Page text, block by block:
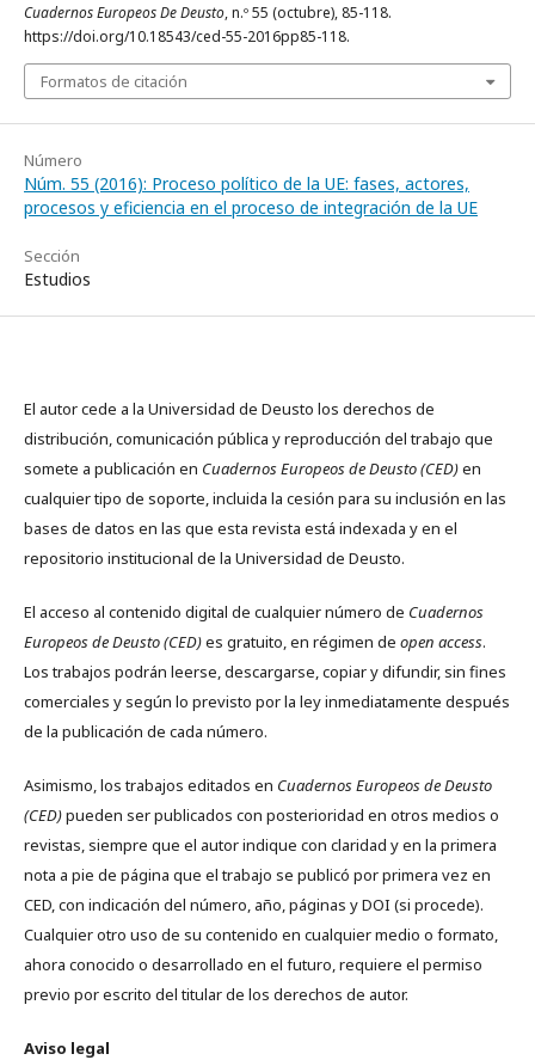
Cuadernos Europeos De Deusto, n.º 55 (octubre), 85-118.
https://doi.org/10.18543/ced-55-2016pp85-118.
Formatos de citación
Número
Núm. 55 (2016): Proceso político de la UE: fases, actores,
procesos y eficiencia en el proceso de integración de la UE
Sección
Estudios
El autor cede a la Universidad de Deusto los derechos de
distribución, comunicación pública y reproducción del trabajo que
somete a publicación en Cuadernos Europeos de Deusto (CED)en
cualquier tipo de soporte, incluida la cesión para su inclusión en las
bases de datos en las que esta revista está indexada y en el
repositorio institucional de la Universidad de Deusto.
El acceso al contenido digital de cualquier número de Cuadernos
Europeos de Deusto (CED)es gratuito, en régimen de open access.
Los trabajos podrán leerse, descargarse, copiar y difundir, sin fines
comerciales y según lo previsto por la ley inmediatamente después
de la publicación de cada número.
Asimismo, los trabajos editados en Cuadernos Europeos de Deusto
(CED)pueden ser publicados con posterioridad en otros medios o
revistas, siempre que el autor indique con claridad y en la primera
nota a pie de página que el trabajo se publicó por primera vez en
CED, con indicación del número, año, páginas y DOI (si procede).
Cualquier otro uso de su contenido en cualquier medio o formato,
ahora conocido o desarrollado en el futuro, requiere el permiso
previo por escrito del titular de los derechos de autor.
Aviso legal